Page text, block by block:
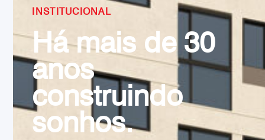
INSTITUCIONAL
Há mais de 30
anos
construindo
sonhos.